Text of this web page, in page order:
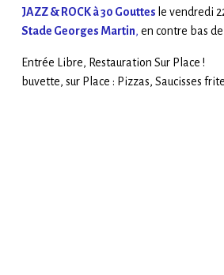
JAZZ & ROCK à 30 Gouttes le vendredi
Stade Georges Martin, en contre bas
Entrée Libre, Restauration Sur Place !
buvette, sur Place : Pizzas, Saucisses